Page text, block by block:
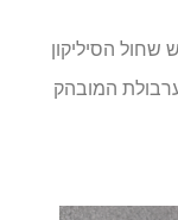
הסיליקון
המובהק